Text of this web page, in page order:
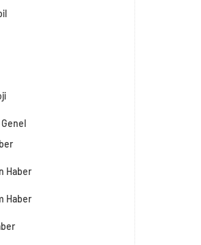
Haber
Haber